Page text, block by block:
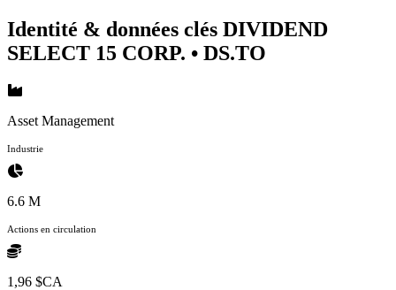
Identité & données clés DIVIDEND
SELECT 15 CORP. • DS.TO
Asset Management
Industrie
6.6 M
Actions en circulation
1,96 $CA